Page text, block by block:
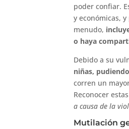
poder confiar.
y económicas,
menudo,
o haya
Debido a su
niñas,
corren un
Reconocer
a causa de la
Mutilación